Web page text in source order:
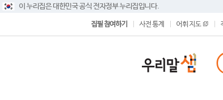
이 누리집은 대한민국 공식 전자정부 누리집입니다.
집필 참여하기 사전 통계 어휘 지도